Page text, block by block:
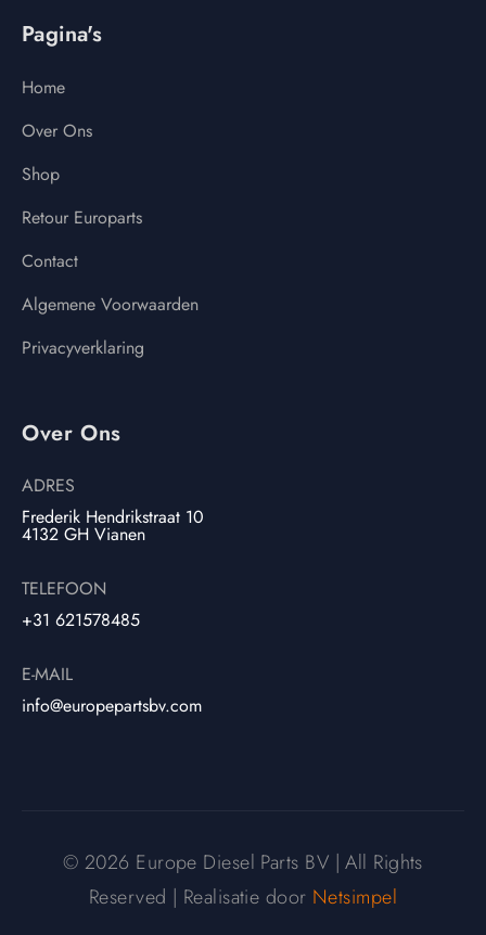
Pagina's
Home
Over Ons
Shop
Retour Europarts
Contact
Algemene Voorwaarden
Privacyverklaring
Over Ons
ADRES
Frederik Hendrikstraat 10
4132 GH Vianen
TELEFOON
+31 621578485
E-MAIL
info@europepartsbv.com
© 2026 Europe Diesel Parts BV | All Rights
Reserved | Realisatie door Netsimpel